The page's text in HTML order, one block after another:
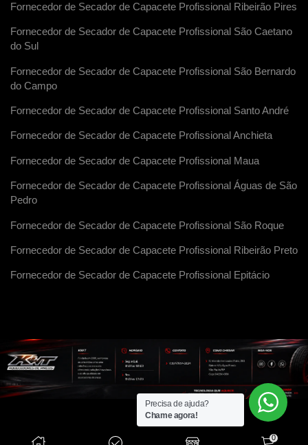
Fornecedor de Secador de Capacete Profissional Ribeirão Pires
Fornecedor de Secador de Capacete Profissional São Caetano
do Sul
Fornecedor de Secador de Capacete Profissional São Bernardo
do Campo
Fornecedor de Secador de Capacete Profissional Santo André
Fornecedor de Secador de Capacete Profissional Anchieta
Fornecedor de Secador de Capacete Profissional Maua
Fornecedor de Secador de Capacete Profissional Águas de São
Pedro
Fornecedor de Secador de Capacete Profissional São Roque
Fornecedor de Secador de Capacete Profissional Ribeirão Preto
Fornecedor de Secador de Capacete Profissional Epitácio
0
Precisa de ajuda?
Chame agora!